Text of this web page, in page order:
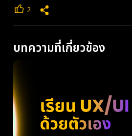
2
บทความที่เกี่ยวข้อง